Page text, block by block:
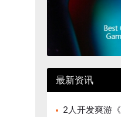
最新资讯
2人开发爽游